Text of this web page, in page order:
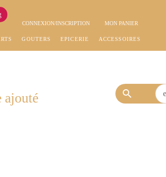
CONNEXION/INSCRIPTION MON PANIER
GOÛTERS EPICERIE ACCESSOIRES
ajouté search